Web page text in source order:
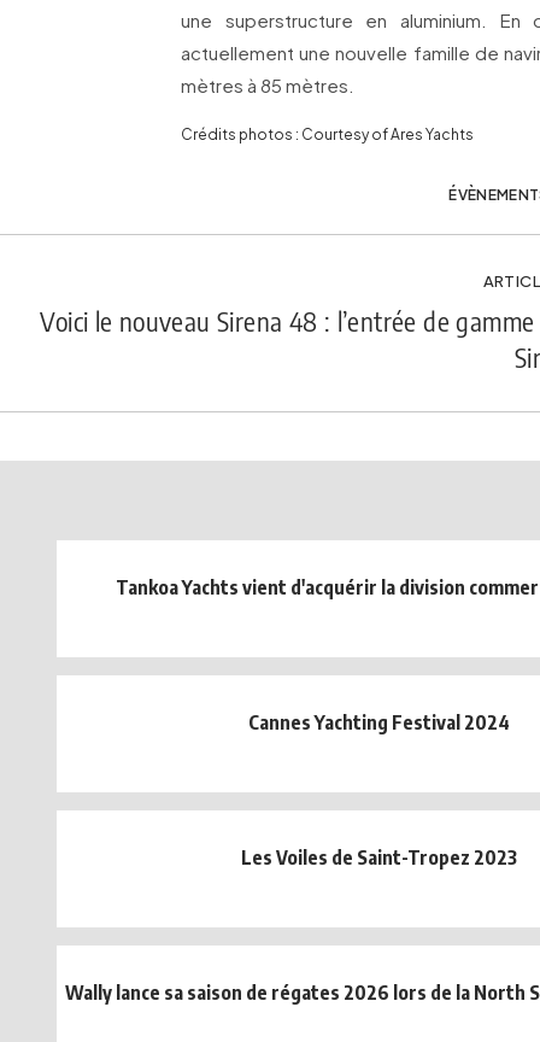
une superstructure en aluminium.
actuellement une nouvelle famille de
mètres à 85 mètres.
Crédits photos : Courtesy of Ares Yachts
Voici le nouveau Sirena 48 : l’entrée de
Tankoa Yachts vient d'acquérir la division
Cannes Yachting Festival 2024
Les Voiles de Saint-Tropez 2023
Wally lance sa saison de régates 2026 lors de la North